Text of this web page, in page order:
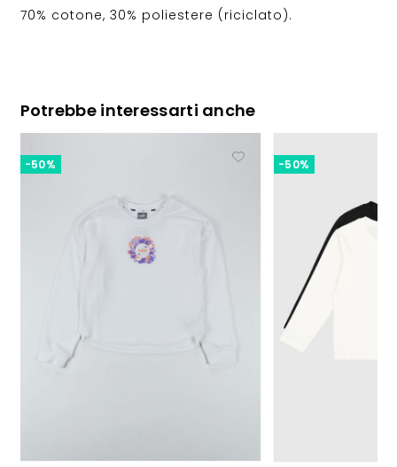
70% cotone, 30% poliestere (riciclato).
Potrebbe interessarti anche
-50% -50%